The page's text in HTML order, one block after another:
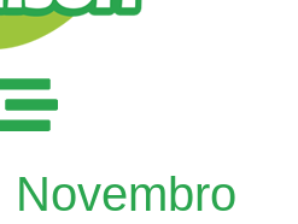
Novembro